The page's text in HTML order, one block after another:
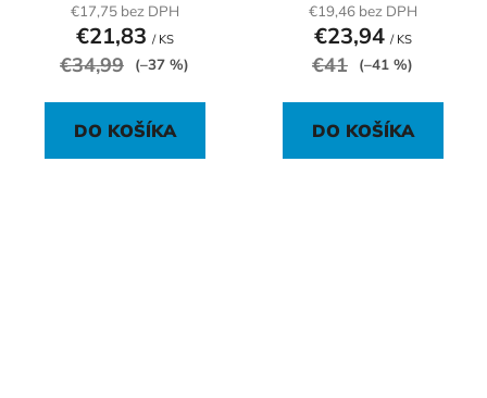
€17,75 bez DPH
€21,83 / KS
€34,99 (–37 %)
DO KOŠÍKA
€19,46 bez DPH
€23,94 / KS
€41 (–41 %)
DO KOŠÍKA